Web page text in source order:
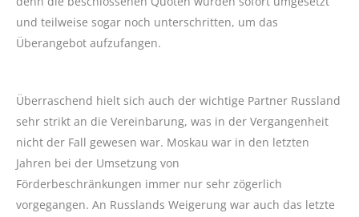
und teilweise sogar noch unterschritten, um das
Überangebot aufzufangen.
Überraschend hielt sich auch der wichtige Partner Russland
sehr strikt an die Vereinbarung, was in der Vergangenheit
nicht der Fall gewesen war. Moskau war in den letzten
Jahren bei der Umsetzung von
Förderbeschränkungen immer nur sehr zögerlich
vorgegangen. An Russlands Weigerung war auch das letzte